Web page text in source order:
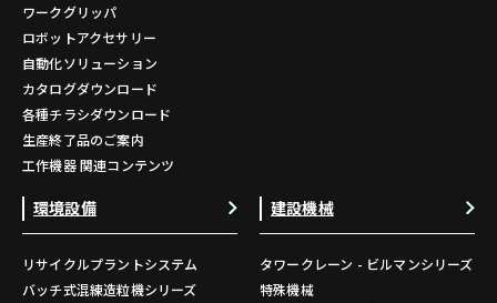
ワークグリッパ
ロボットアクセサリー
自動化ソリューション
カタログダウンロード
各種チラシダウンロード
生産終了品のご案内
工作機器 関連コンテンツ
環境設備
リサイクルプラントシステム
バッチ式混練造粒機シリーズ
建設機械
タワークレーン - ビルマンシリーズ
特殊機械